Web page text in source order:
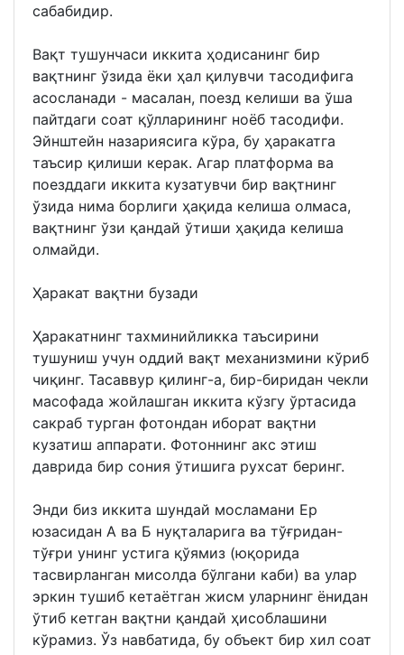
сабабидир.
Вақт тушунчаси иккита ҳодисанинг бир
вақтнинг ўзида ёки ҳал қилувчи тасодифига
асосланади - масалан, поезд келиши ва ўша
пайтдаги соат қўлларининг ноёб тасодифи.
Эйнштейн назариясига кўра, бу ҳаракатга
таъсир қилиши керак. Агар платформа ва
поезддаги иккита кузатувчи бир вақтнинг
ўзида нима борлиги ҳақида келиша олмаса,
вақтнинг ўзи қандай ўтиши ҳақида келиша
олмайди.
Ҳаракат вақтни бузади
Ҳаракатнинг тахминийликка таъсирини
тушуниш учун оддий вақт механизмини кўриб
чиқинг. Тасаввур қилинг-а, бир-биридан чекли
масофада жойлашган иккита кўзгу ўртасида
сакраб турган фотондан иборат вақтни
кузатиш аппарати. Фотоннинг акс этиш
даврида бир сония ўтишига рухсат беринг.
Энди биз иккита шундай мосламани Ер
юзасидан А ва Б нуқталарига ва тўғридан-
тўғри унинг устига қўямиз (юқорида
тасвирланган мисолда бўлгани каби) ва улар
эркин тушиб кетаётган жисм уларнинг ёнидан
ўтиб кетган вақтни қандай ҳисоблашини
кўрамиз. Ўз навбатида, бу объект бир хил соат